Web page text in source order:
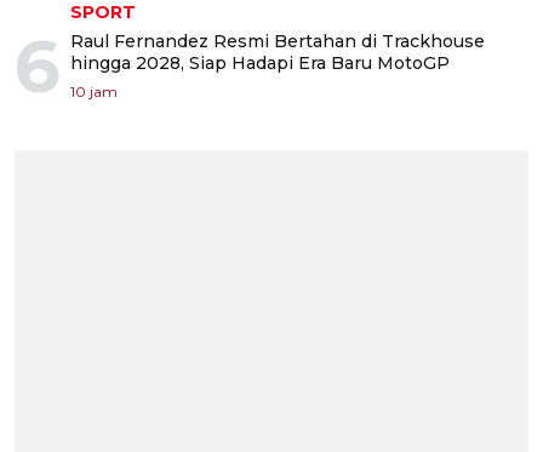
6
SPORT
Raul Fernandez Resmi Bertahan di Trackhouse
hingga 2028, Siap Hadapi Era Baru MotoGP
10 jam